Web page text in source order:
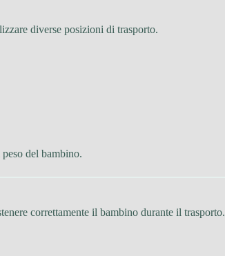
diverse posizioni di trasporto.
del bambino.
correttamente il bambino durante il trasporto.